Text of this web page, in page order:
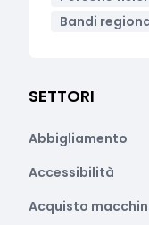
Bandi
SETTORI
Abbigliamento
Accessibilità
Acquisto